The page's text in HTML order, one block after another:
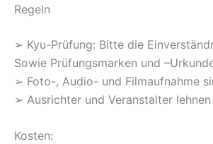
Regeln
➢ Kyu-Prüfung: Bitte die
Sowie Prüfungsmarken und
➢ Foto-, Audio- und Filmaufnahme
➢ Ausrichter und Veranstalter
Kosten: